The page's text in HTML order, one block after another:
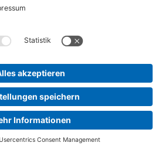
pur eGImpressumDatenschutz
Barrierefreiheit
Bildquellen